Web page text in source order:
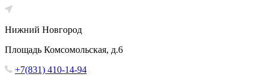
Нижний Новгород
Площадь Комсомольская, д.6
+7(831) 410-14-94